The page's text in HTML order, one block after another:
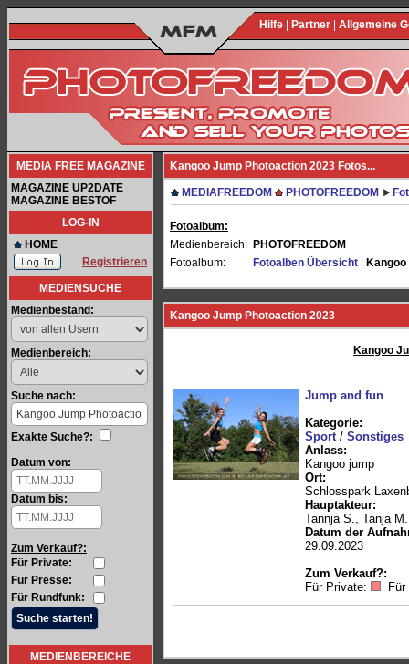
Hilfe Partner Allgemeine
MEDIA FREE MAGAZINE
MAGAZINE UP2DATE
MAGAZINE BESTOF
LOG-IN
HOME
Registrieren
MEDIENSUCHE
Medienbestand:
Medienbereich:
Suche nach:
Exakte Suche?:
Datum von:
Datum bis:
Zum Verkauf?:
Für Private:
Für Presse:
Für Rundfunk:
MEDIENBEREICHE
Kangoo Jump Photoaction 2023 Fotos...
MEDIAFREEDOM PHOTOFREEDOM
Fotoalbum:
Medienbereich: PHOTOFREEDOM
Fotoalbum:
Fotoalben Übersicht
Kangoo Jump Photoaction 2023
Kangoo
Jump and fun
Kategorie:
Sport/ Sonstiges
Anlass:
Kangoo jump
Ort:
Schlosspark
Hauptakteur:
Tannja S., Tanja M.
Datum der
29.09.2023
Zum Verkauf?:
Für Private: